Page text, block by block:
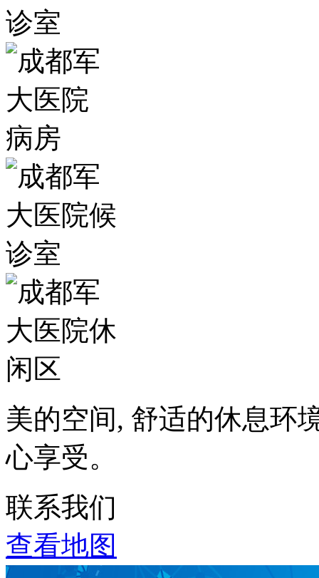
美的空间, 舒适的休息环
心享受。
联系我们
查看地图